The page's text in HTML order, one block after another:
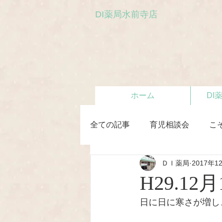
DI薬局水前寺店
ホーム DI
全ての記事 育児相談会 こ
初めての離乳食教室
H29.12
ＤＩ薬局 2017年
日に日に寒さが増